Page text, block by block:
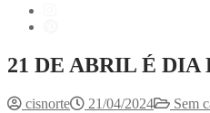
21 DE ABRIL É DIA
cisnorte 21/04/2024 Sem